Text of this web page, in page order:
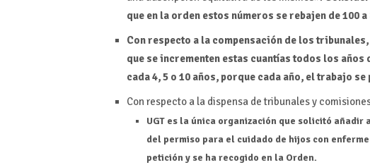
que en la orden estos números se rebajen de 100 a
Con respecto a la compensación de los tribunales,
que se incrementen estas cuantías todos los
cada 4, 5 o 10 años, porque cada año, el trabajo se
Con respecto a la dispensa de tribunales y
UGT es la única organización que solicitó
del permiso para el cuidado de hijos con
petición y se ha recogido en la Orden.